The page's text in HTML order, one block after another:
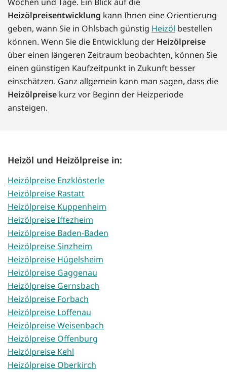
Heizölpreisentwicklung kann Ihnen eine Orientierung
geben, wann Sie in Ohlsbach günstig Heizöl bestellen
können. Wenn Sie die Entwicklung der Heizölpreise
über einen längeren Zeitraum beobachten, können Sie
einen günstigen Kaufzeitpunkt in Zukunft besser
einschätzen. Ganz allgemein kann man sagen, dass die
Heizölpreise kurz vor Beginn der Heizperiode
ansteigen.
Heizöl und Heizölpreise in:
Heizölpreise Enzklösterle
Heizölpreise Rastatt
Heizölpreise Kuppenheim
Heizölpreise Iffezheim
Heizölpreise Baden-Baden
Heizölpreise Sinzheim
Heizölpreise Hügelsheim
Heizölpreise Gaggenau
Heizölpreise Gernsbach
Heizölpreise Forbach
Heizölpreise Loffenau
Heizölpreise Weisenbach
Heizölpreise Offenburg
Heizölpreise Kehl
Heizölpreise Oberkirch